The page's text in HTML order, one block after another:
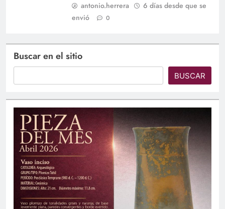
antonio.herrera
6 días desde que se
envió
0
Buscar en el sitio
BUSCAR